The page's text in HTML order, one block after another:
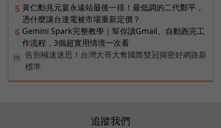
5 黃仁勳兆元宴永遠站最後一排！最低調的二代鄭平，
憑什麼讓台達電被市場重新定價？
6 Gemini Spark完整教學｜幫你讀Gmail、自動跑完工
作流程，3個超實用情境一次看
PR
告別極速迷思！台灣大哥大奪國際雙冠揭密好網路新
標準
追蹤我們